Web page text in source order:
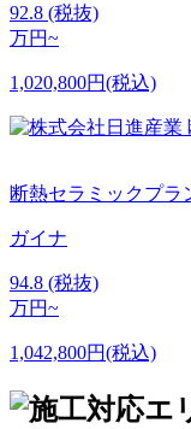
92.8 (税抜)
万円~
1,020,800円(税込)
断熱セラミックプラ
ガイナ
94.8 (税抜)
万円~
1,042,800円(税込)